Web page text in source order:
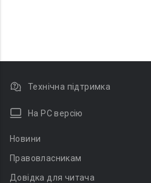
Технічна підтримка
На PC версію
Новини
Правовласникам
Довідка для читача